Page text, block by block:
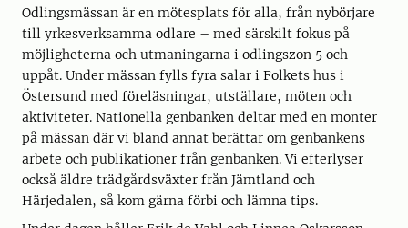
Odlingsmässan är en mötesplats för alla, från nybörjare
till yrkesverksamma odlare – med särskilt fokus på
möjligheterna och utmaningarna i odlingszon 5 och
uppåt. Under mässan fylls fyra salar i Folkets hus i
Östersund med föreläsningar, utställare, möten och
aktiviteter. Nationella genbanken deltar med en monter
på mässan där vi bland annat berättar om genbankens
arbete och publikationer från genbanken. Vi efterlyser
också äldre trädgårdsväxter från Jämtland och
Härjedalen, så kom gärna förbi och lämna tips.